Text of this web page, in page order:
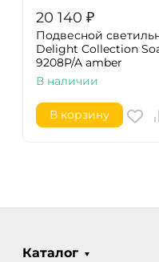
20 140 ₽
Подвесной
Delight Collection
9208P/A amber
В наличии
В корзину
Каталог